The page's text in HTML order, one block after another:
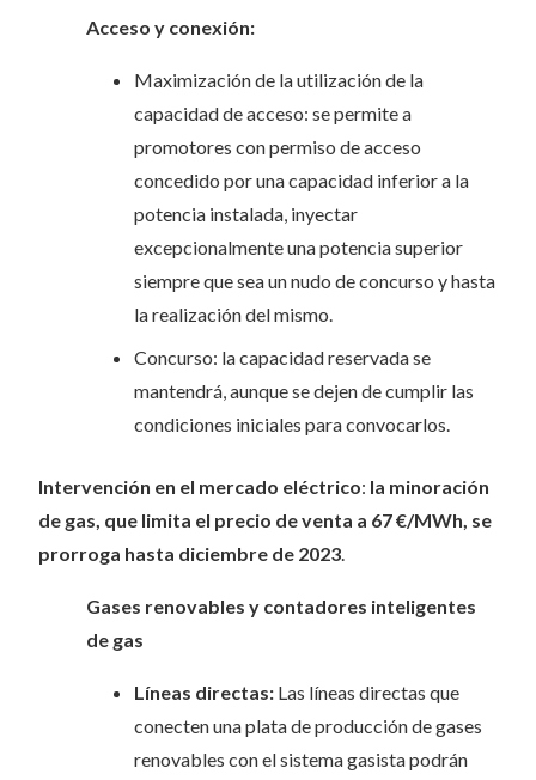
Acceso y conexión:
Maximización de la utilización de la
capacidad de acceso: se permite a
promotores con permiso de acceso
concedido por una capacidad inferior a la
potencia instalada, inyectar
excepcionalmente una potencia superior
siempre que sea un nudo de concurso y hasta
la realización del mismo.
Concurso: la capacidad reservada se
mantendrá, aunque se dejen de cumplir las
condiciones iniciales para convocarlos.
Intervención en el mercado eléctrico: la minoración
de gas, que limita el precio de venta a 67 €/MWh, se
prorroga hasta diciembre de 2023.
Gases renovables y contadores inteligentes
de gas
Líneas directas: Las líneas directas que
conecten una plata de producción de gases
renovables con el sistema gasista podrán